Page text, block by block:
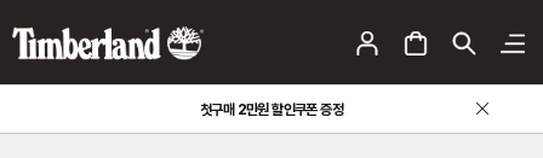
첫구매 2만원 할인쿠폰 증정